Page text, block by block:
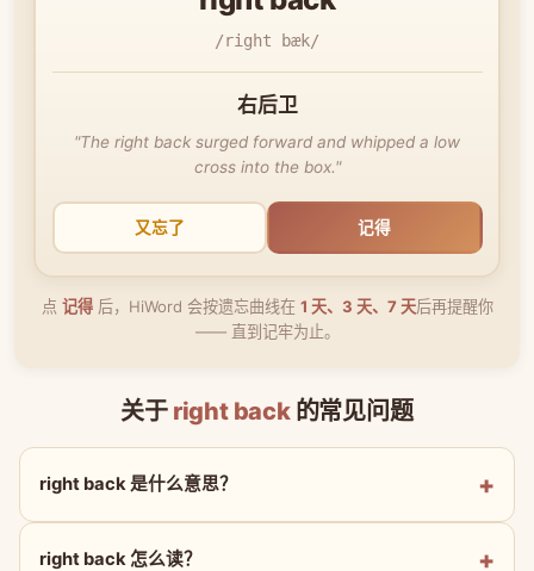
/right bæk/
右后卫
"The right back surged forward and whipped a low
cross into the box."
又忘了 记得
点 记得后，HiWord 会按遗忘曲线在 1 天、3 天、7 天后再提醒你
—— 直到记牢为止。
关于 right back的常见问题
right back 是什么意思？
right back 怎么读？